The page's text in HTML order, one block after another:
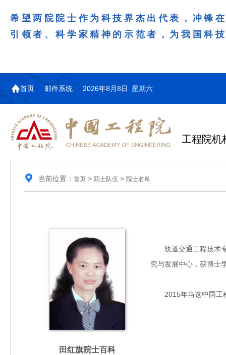
希望两院院士作为科技界杰出代表，冲锋
引领者、科学家精神的示范者，为我国科
首页 邮件系统 2026年8月8日 星期六
工程院机
当前位置： 首页> 院士队伍 > 院士名单
田红旗院士百科
轨道交通工程技术专
究与发展中心，获博士
2015年当选中国工